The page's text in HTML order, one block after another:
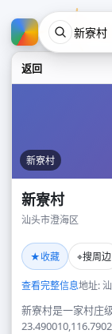
返回
新寮村
新寮村
汕头市澄海区
★收藏 ⌖搜周边
查看完整信息地址:
新寮村是一家村庄